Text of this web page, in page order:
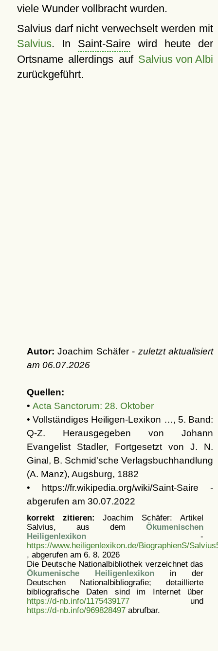
viele Wunder vollbracht wurden.
Salvius darf nicht verwechselt werden mit
Salvius. In Saint-Sairewird heute der
Ortsname allerdings auf Salvius von Albi
zurückgeführt.
Autor: Joachim Schäfer - zuletzt aktualisiert
am 06.07.2026
Quellen:
• Acta Sanctorum: 28. Oktober
• Vollständiges Heiligen-Lexikon …, 5. Band:
Q-Z. Herausgegeben von Johann
Evangelist Stadler, Fortgesetzt von J. N.
Ginal, B. Schmid'sche Verlagsbuchhandlung
(A. Manz), Augsburg, 1882
• https://fr.wikipedia.org/wiki/Saint-Saire -
abgerufen am 30.07.2022
korrekt zitieren: Joachim Schäfer: Artikel
Salvius, aus dem Ökumenischen
Heiligenlexikon-
https://www.heiligenlexikon.de/BiographienS/
, abgerufen am 6. 8. 2026
Die Deutsche Nationalbibliothek verzeichnet das
Ökumenische Heiligenlexikonin der
Deutschen Nationalbibliografie; detaillierte
bibliografische Daten sind im Internet über
https://d-nb.info/1175439177und
https://d-nb.info/969828497abrufbar.